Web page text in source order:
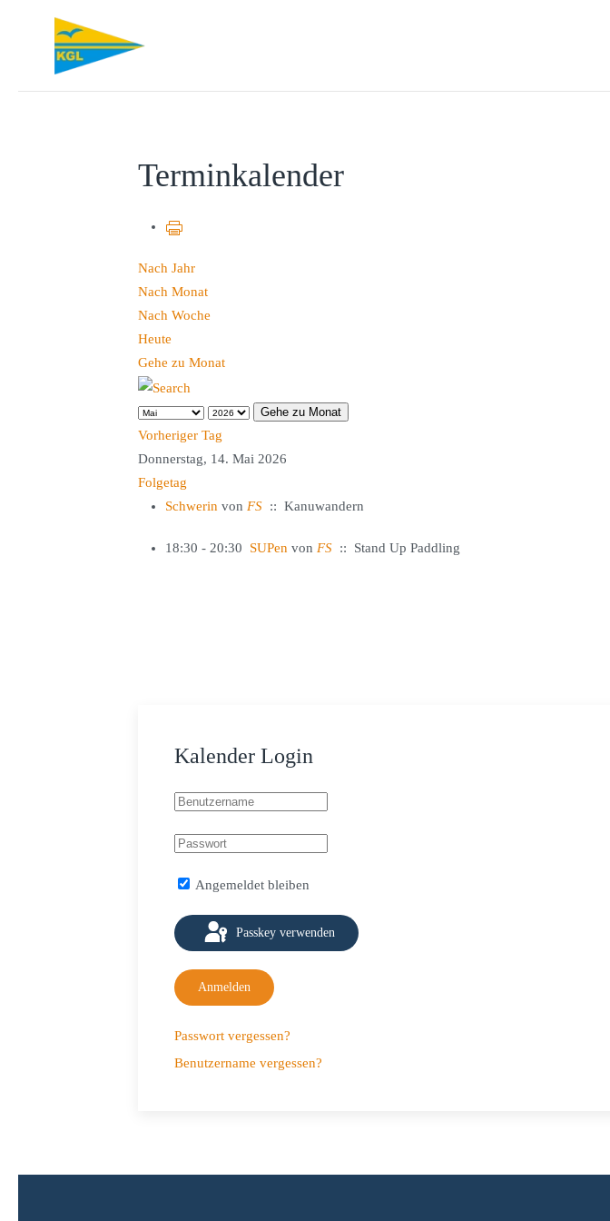
Zum Hauptinhalt springen
Terminkalender
Nach Jahr
Nach Monat
Nach Woche
Heute
Gehe zu Monat
Gehe zu Monat
Vorheriger Tag
Donnerstag, 14. Mai 2026
Folgetag
Schwerin von FS :: Kanuwandern
18:30 - 20:30 SUPen von FS :: Stand Up Paddling
Kalender Login
Angemeldet bleiben
Passkey verwenden
Anmelden
Passwort vergessen?
Benutzername vergessen?